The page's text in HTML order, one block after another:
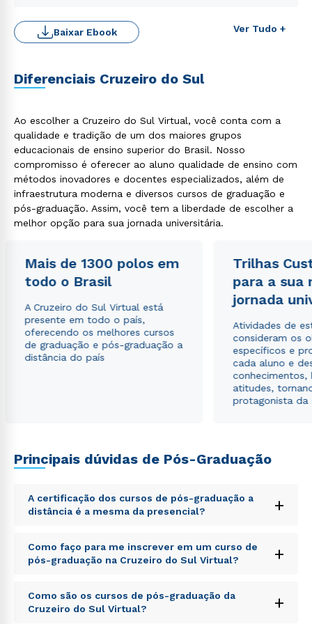
Ver Tudo +
Baixar Ebook
Diferenciais Cruzeiro do Sul
Ao escolher a Cruzeiro do Sul Virtual, você conta com a
qualidade e tradição de um dos maiores grupos
educacionais de ensino superior do Brasil. Nosso
compromisso é oferecer ao aluno qualidade de ensino com
métodos inovadores e docentes especializados, além de
infraestrutura moderna e diversos cursos de graduação e
pós-graduação. Assim, você tem a liberdade de escolher a
melhor opção para sua jornada universitária.
Mais de 1300 polos em
todo o Brasil
A Cruzeiro do Sul Virtual está
presente em todo o país,
oferecendo os melhores cursos
de graduação e pós-graduação a
distância do país
Trilhas
para a sua
jornada
Atividades de
consideram os
específicos e
cada aluno e
conhecimentos,
atitudes,
protagonista da
Principais dúvidas de Pós-Graduação
A certificação dos cursos de pós-graduação a
distância é a mesma da presencial?
+
Sed ut perspiciatis unde omnis iste natus error sit
voluptatem accusantium doloremque laudantium,
totam rem aperiam, eaque ipsa quae ab illo inventore
explicabo. Nemo enim ipsam voluptatem quia
voluptas sit aspernatur aut odit aut fugit, sed quia
Como faço para me inscrever em um curso de
pós-graduação na Cruzeiro do Sul Virtual?
+
Sed ut perspiciatis unde omnis iste natus error sit
voluptatem accusantium doloremque laudantium,
Como são os cursos de pós-graduação da
Cruzeiro do Sul Virtual?
+
Rápido e fácil
WhatsApp
ou
autorizo que meus dados sejam utilizados para o
envio de conteúdos da Cruzeiro do Sul.